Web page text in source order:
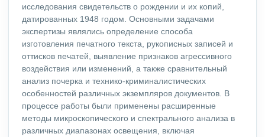
исследования свидетельств о рождении и их копий,
датированных 1948 годом. Основными задачами
экспертизы являлись определение способа
изготовления печатного текста, рукописных записей и
оттисков печатей, выявление признаков агрессивного
воздействия или изменений, а также сравнительный
анализ почерка и технико-криминалистических
особенностей различных экземпляров документов. В
процессе работы были применены расширенные
методы микроскопического и спектрального анализа в
различных диапазонах освещения, включая